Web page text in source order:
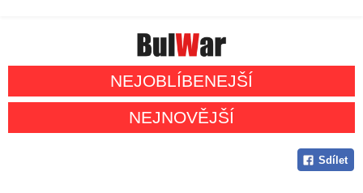
NEJOBLÍBENEJŠÍ
NEJNOVĚJŠÍ
Sdílet